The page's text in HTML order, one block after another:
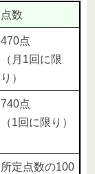
点数
470点
（月1回に限
り）
740点
（1回に限り）
所定点数の100